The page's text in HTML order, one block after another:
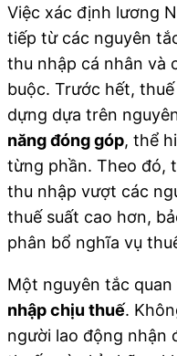
Việc xác định lương
tiếp từ các nguyên
thu nhập cá nhân và
buộc. Trước hết,
dựng dựa trên
năng đóng góp, thể
từng phần. Theo đó,
thu nhập vượt các
thuế suất cao hơn,
phân bổ nghĩa vụ
Một nguyên tắc
nhập chịu thuế.
người lao động nhận